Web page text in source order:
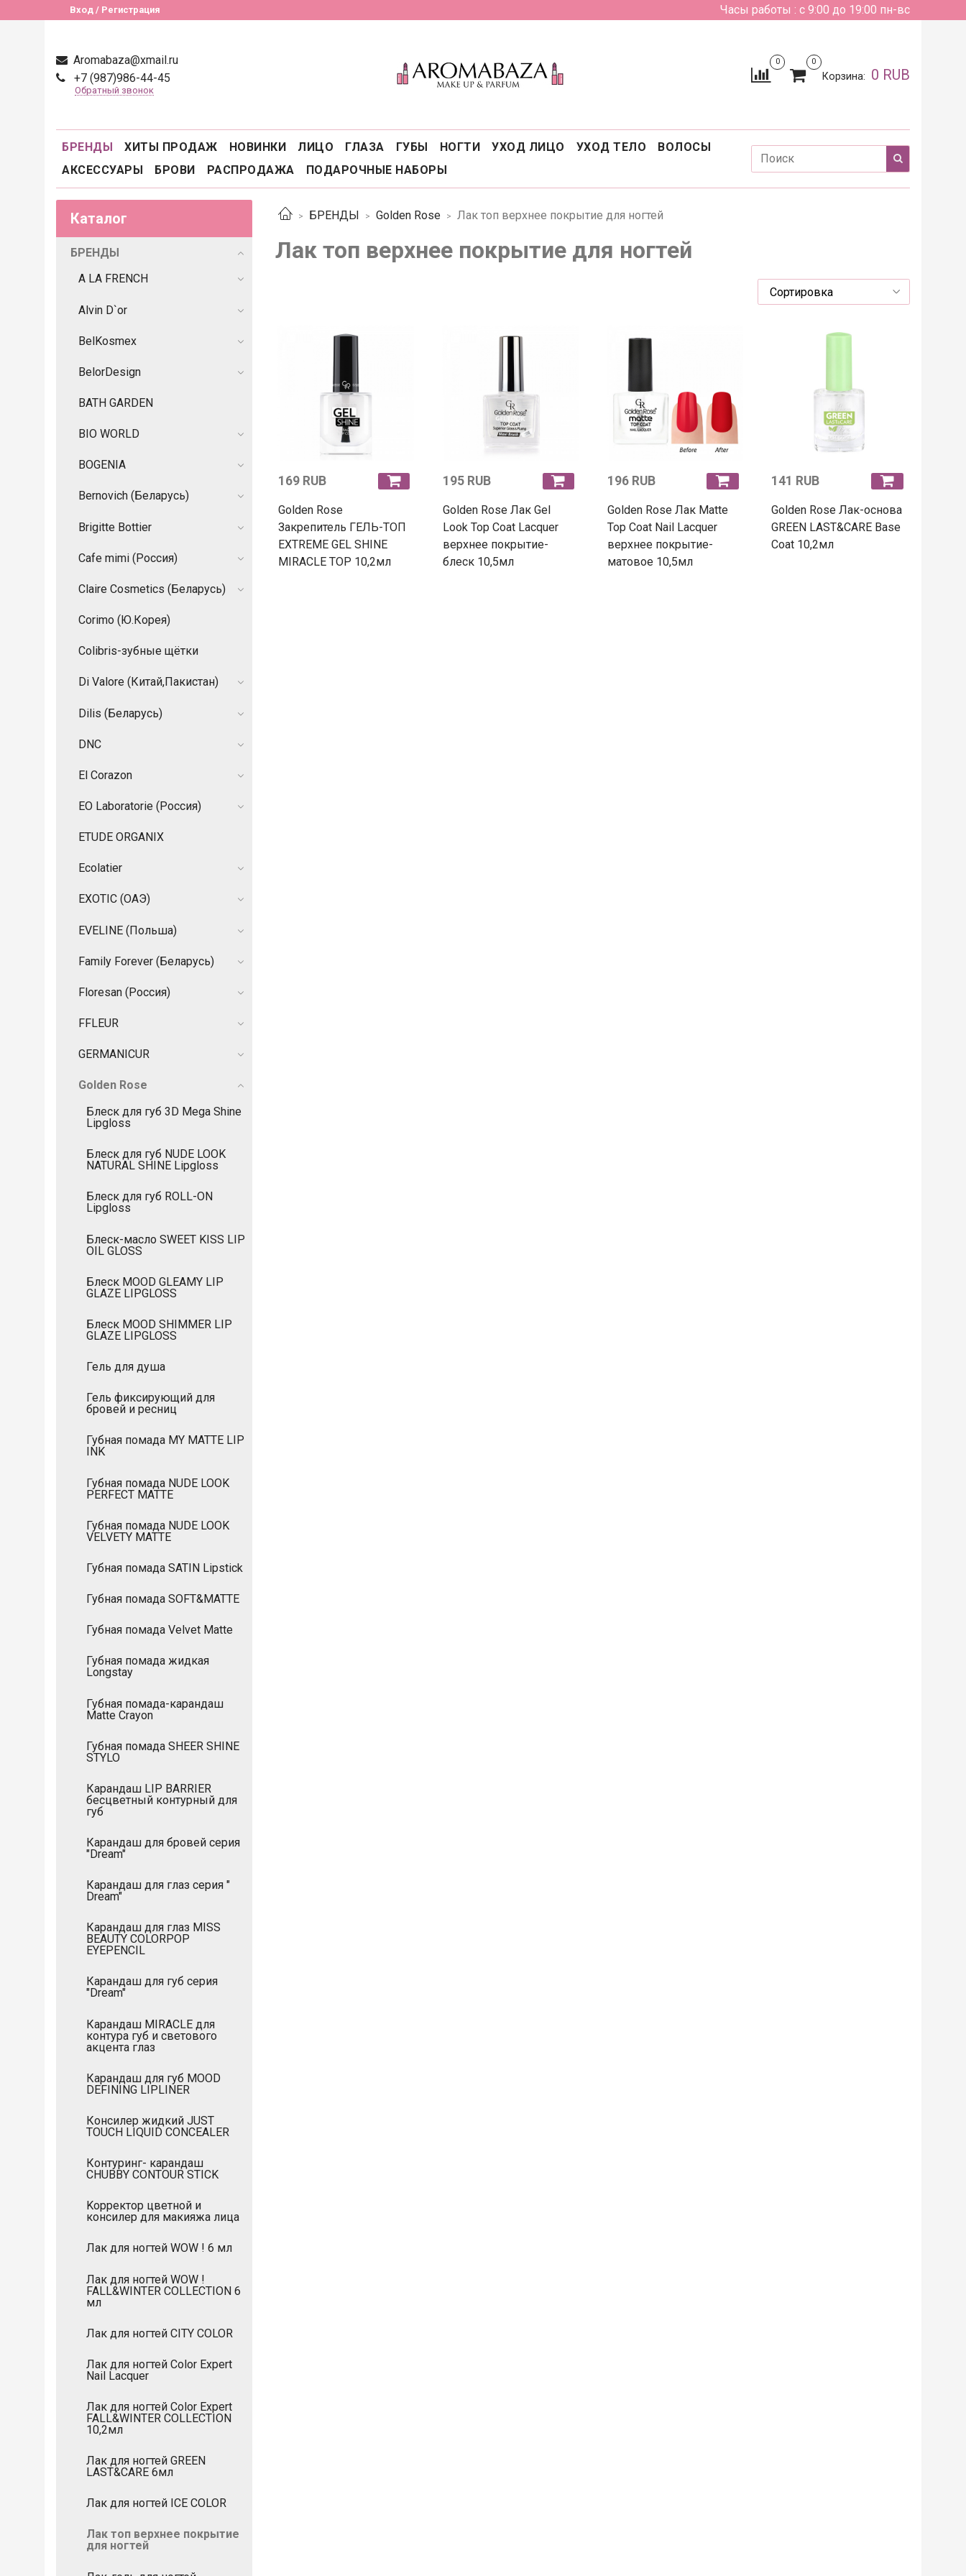
Вход / Регистрация Часы работы : с 9:00 до 19:00 пн-вс
Aromabaza@xmail.ru
+7 (987)986-44-45
Обратный звонок
0 0
Корзина: 0 RUB
БРЕНДЫ ХИТЫ ПРОДАЖ НОВИНКИ ЛИЦО ГЛАЗА ГУБЫ НОГТИ УХОД ЛИЦО УХОД ТЕЛО
ВОЛОСЫ
АКСЕССУАРЫ
БРОВИ РАСПРОДАЖА ПОДАРОЧНЫЕ НАБОРЫ
БРЕНДЫ Golden Rose Лак топ верхнее покрытие для ногтей
Лак топ верхнее покрытие для ногтей
169 RUB
Golden Rose
Закрепитель ГЕЛЬ-ТОП
EXTREME GEL SHINE
MIRACLE TOP 10,2мл
195 RUB
Golden Rose Лак Gel
Look Top Coat Lacquer
верхнее покрытие-
блеск 10,5мл
196 RUB
Golden Rose Лак Matte
Top Coat Nail Lacquer
верхнее покрытие-
матовое 10,5мл
141 RUB
Golden Rose Лак-основа
GREEN LAST&CARE Base
Coat 10,2мл
Каталог
БРЕНДЫ
A LA FRENCH
Alvin D`or
BelKosmex
BelorDesign
BATH GARDEN
BIO WORLD
BOGENIA
Bernovich (Беларусь)
Brigitte Bottier
Cafe mimi (Россия)
Claire Cosmetics (Беларусь)
Corimo (Ю.Корея)
Colibris-зубные щётки
Di Valore (Китай,Пакистан)
Dilis (Беларусь)
DNC
El Corazon
EO Laboratorie (Россия)
ETUDE ORGANIX
Ecolatier
EXOTIC (ОАЭ)
EVELINE (Польша)
Family Forever (Беларусь)
Floresan (Россия)
FFLEUR
GERMANIСUR
Golden Rose
Блеск для губ 3D Mega Shine
Lipgloss
Блеск для губ NUDE LOOK
NATURAL SHINE Lipgloss
Блеск для губ ROLL-ON
Lipgloss
Блеск-масло SWEET KISS LIP
OIL GLOSS
Блеск MOOD GLEAMY LIP
GLAZE LIPGLOSS
Блеск MOOD SHIMMER LIP
GLAZE LIPGLOSS
Гель для душа
Гель фиксирующий для
бровей и ресниц
Губная помада MY MATTE LIP
INK
Губная помада NUDE LOOK
PERFECT MATTE
Губная помада NUDE LOOK
VELVETY MATTE
Губная помада SATIN Lipstick
Губная помада SOFT&MATTE
Губная помада Velvet Matte
Губная помада жидкая
Longstay
Губная помада-карандаш
Matte Crayon
Губная помада SHEER SHINE
STYLO
Карандаш LIP BARRIER
бесцветный контурный для
губ
Карандаш для бровей серия
"Dream"
Карандаш для глаз серия "
Dream"
Карандаш для глаз MISS
BEAUTY COLORPOP
EYEPENCIL
Карандаш для губ серия
"Dream"
Карандаш MIRACLE для
контура губ и светового
акцента глаз
Карандаш для губ MOOD
DEFINING LIPLINER
Консилер жидкий JUST
TOUCH LIQUID CONCEALER
Контуринг- карандаш
CHUBBY CONTOUR STICK
Kорректор цветной и
консилер для макияжа лица
Лак для ногтей WOW ! 6 мл
Лак для ногтей WOW !
FALL&WINTER COLLECTION 6
мл
Лак для ногтей CITY COLOR
Лак для ногтей Color Expert
Nail Lacquer
Лак для ногтей Color Expert
FALL&WINTER COLLECTION
10,2мл
Лак для ногтей GREEN
LAST&CARE 6мл
Лак для ногтей ICE COLOR
Лак топ верхнее покрытие
для ногтей